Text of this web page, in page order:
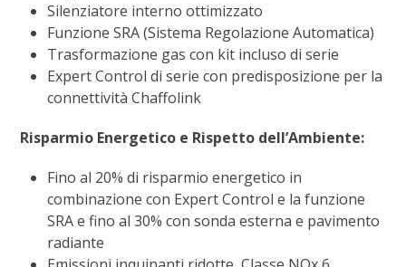
Silenziatore interno ottimizzato
Funzione SRA (Sistema Regolazione Automatica)
Trasformazione gas con kit incluso di serie
Expert Control di serie con predisposizione per la
connettività Chaffolink
Risparmio Energetico e Rispetto dell’Ambiente:
Fino al 20% di risparmio energetico in
combinazione con Expert Control e la funzione
SRA e fino al 30% con sonda esterna e pavimento
radiante